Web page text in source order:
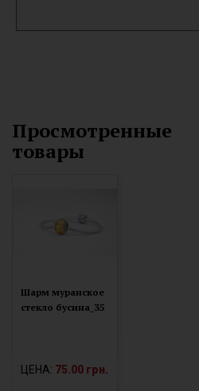
Просмотренные
товары
Шарм муранское
стекло бусина_35
ЦЕНА: 75.00 грн.